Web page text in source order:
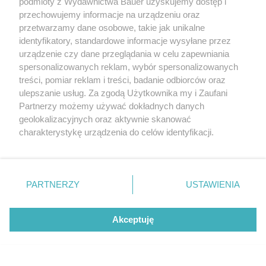
przechowujemy informacje na urządzeniu oraz
przetwarzamy dane osobowe, takie jak unikalne
identyfikatory, standardowe informacje wysyłane przez
urządzenie czy dane przeglądania w celu zapewniania
spersonalizowanych reklam, wybór spersonalizowanych
treści, pomiar reklam i treści, badanie odbiorców oraz
ulepszanie usług. Za zgodą Użytkownika my i Zaufani
Partnerzy możemy używać dokładnych danych
geolokalizacyjnych oraz aktywnie skanować
charakterystykę urządzenia do celów identyfikacji.
zmienić/wycofać klikając przycisk ustawień prywatności
znajdujący się w lewym dolnym rogu strony
rodzaje przetwarzania danych nie wymagają zgody
użytkownika, ale masz prawo sprzeciwić się takiemu
PARTNERZY USTAWIENIA
Akceptuję